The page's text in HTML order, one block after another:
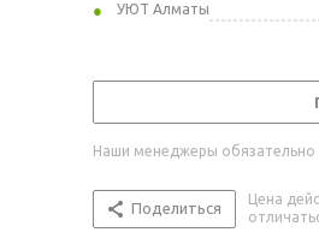
УЮТ Алматы
Наши менеджеры обязательно
Поделиться
Цена